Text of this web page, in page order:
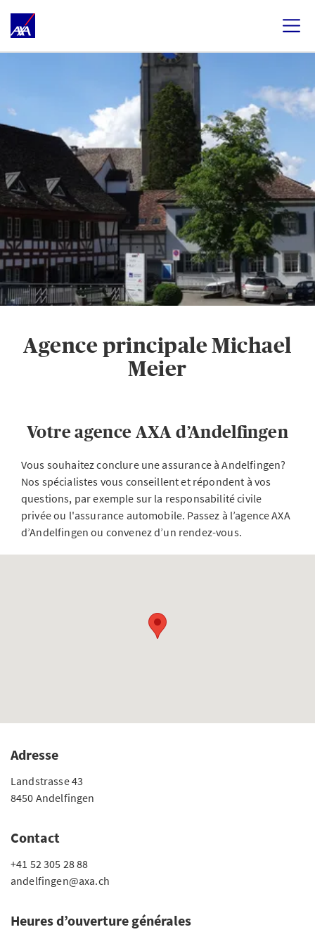
Agence principale Michael
Meier
Votre agence AXA d’Andelfingen
Vous souhaitez conclure une assurance à Andelfingen?
Nos spécialistes vous conseillent et répondent à vos
questions, par exemple sur la responsabilité civile
privée ou l'assurance automobile. Passez à l’agence AXA
d’Andelfingen ou convenez d’un rendez-vous.
Adresse
Landstrasse 43
8450 Andelfingen
Contact
+41 52 305 28 88
andelfingen@axa.ch
Heures d’ouverture générales